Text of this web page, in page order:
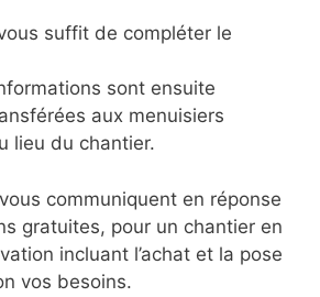
suffit de compléter le
sont ensuite
aux menuisiers
lieu du chantier.
communiquent en réponse
gratuites, pour un chantier en
incluant l’achat et la pose
vos besoins.